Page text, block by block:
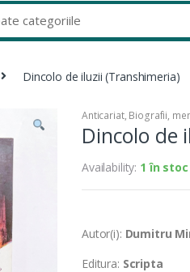
Dincolo de iluzii (Transhimeria)
Anticariat, Biografii,
Dincolo de
Availability: 1 în stoc
Autor(i): Dumitru
Editura: Scripta